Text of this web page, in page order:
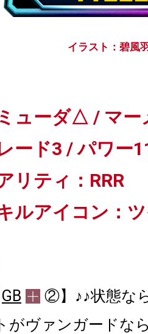
イラスト：碧風
ューダ△ / マー
ード3 / パワー
リティ：RRR
ルアイコン：
GB
②】♪♪状態な
がヴァンガードな